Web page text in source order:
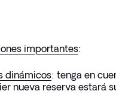
importantes:
dinámicos: tenga en
nueva reserva estará